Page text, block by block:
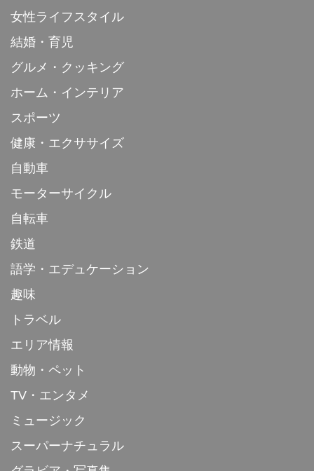
女性ライフスタイル
結婚・育児
グルメ・クッキング
ホーム・インテリア
スポーツ
健康・エクササイズ
自動車
モーターサイクル
自転車
鉄道
語学・エデュケーション
趣味
トラベル
エリア情報
動物・ペット
TV・エンタメ
ミュージック
スーパーナチュラル